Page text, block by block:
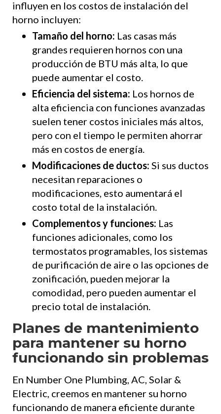
influyen en los costos de instalación del
horno incluyen:
Tamaño del horno: Las casas más
grandes requieren hornos con una
producción de BTU más alta, lo que
puede aumentar el costo.
Eficiencia del sistema: Los hornos de
alta eficiencia con funciones avanzadas
suelen tener costos iniciales más altos,
pero con el tiempo le permiten ahorrar
más en costos de energía.
Modificaciones de ductos: Si sus ductos
necesitan reparaciones o
modificaciones, esto aumentará el
costo total de la instalación.
Complementos y funciones: Las
funciones adicionales, como los
termostatos programables, los sistemas
de purificación de aire o las opciones de
zonificación, pueden mejorar la
comodidad, pero pueden aumentar el
precio total de instalación.
Planes de mantenimiento
para mantener su horno
funcionando sin problemas
En Number One Plumbing, AC, Solar &
Electric, creemos en mantener su horno
funcionando de manera eficiente durante